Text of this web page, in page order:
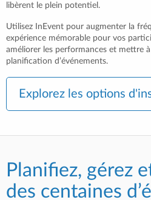
libèrent le plein potentiel.
Utilisez InEvent pour augmenter la
expérience mémorable pour vos
améliorer les performances et mettre
planification d’événements.
Explorez les options
Planifiez, gérez
des centaines